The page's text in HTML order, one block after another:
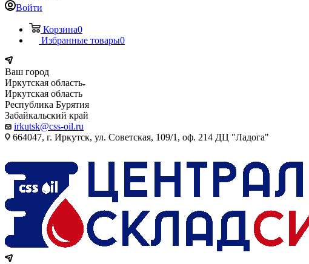
Войти
Корзина0
Избранные товары0
Ваш город
Иркутская область
Иркутская область
Республика Бурятия
Забайкальский край
irkutsk@css-oil.ru
664047, г. Иркутск, ул. Советская, 109/1, оф. 214 ДЦ "Ладога"